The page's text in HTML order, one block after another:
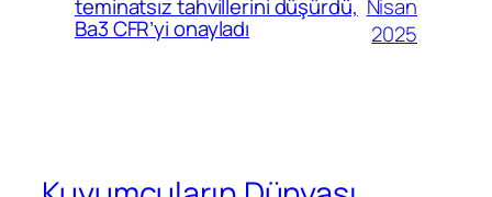
teminatsız tahvillerini düşürdü,
Ba3 CFR’yi onayladı
Nisan
2025